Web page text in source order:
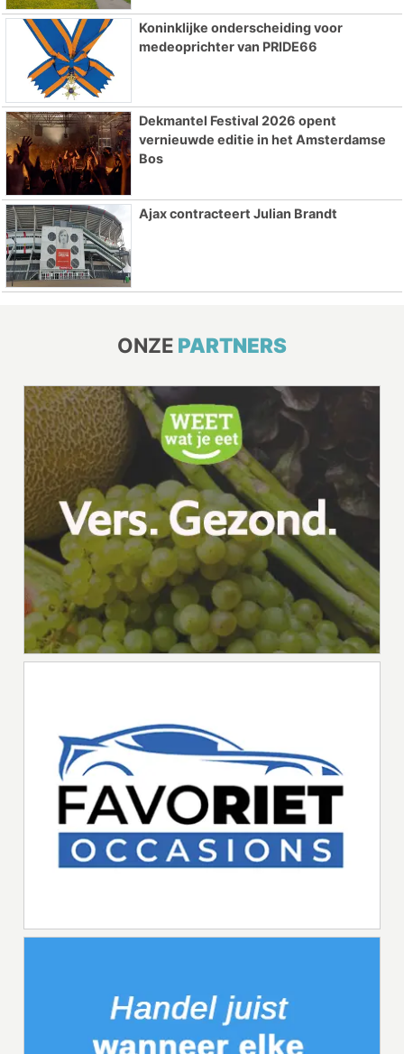
Koninklijke onderscheiding voor
medeoprichter van PRIDE66
Dekmantel Festival 2026 opent
vernieuwde editie in het Amsterdamse
Bos
Ajax contracteert Julian Brandt
ONZE PARTNERS